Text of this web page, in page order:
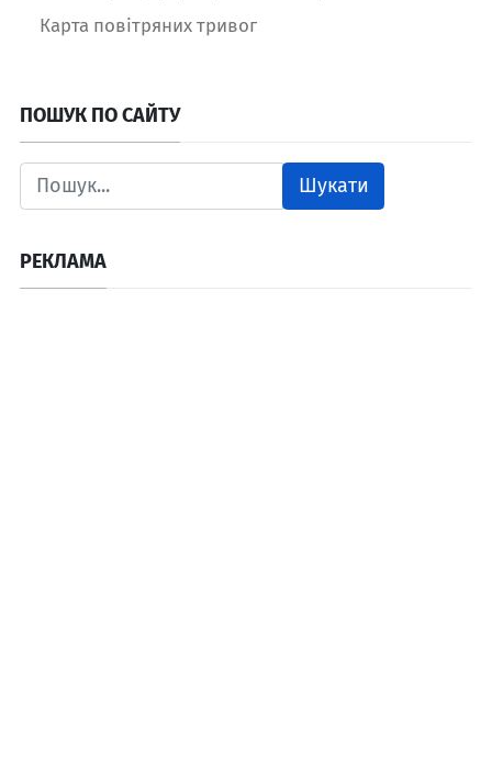
Карта повітряних тривог
ПОШУК ПО САЙТУ
Шукати
РЕКЛАМА